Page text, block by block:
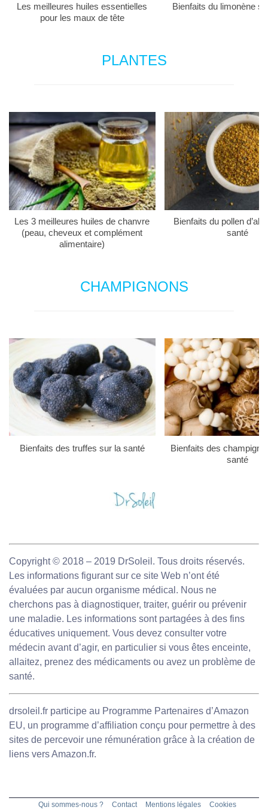
Les meilleures huiles essentielles
pour les maux de tête
Bienfaits du limonène
PLANTES
Les 3 meilleures huiles de chanvre
(peau, cheveux et complément
alimentaire)
Bienfaits du pollen
santé
CHAMPIGNONS
Bienfaits des truffes sur la santé
Bienfaits des
santé
Copyright © 2018 – 2019 DrSoleil. Tous droits réservés.
Les informations figurant sur ce site Web n’ont été
évaluées par aucun organisme médical. Nous ne
cherchons pas à diagnostiquer, traiter, guérir ou prévenir
une maladie. Les informations sont partagées à des fins
éducatives uniquement. Vous devez consulter votre
médecin avant d’agir, en particulier si vous êtes enceinte,
allaitez, prenez des médicaments ou avez un problème de
santé.
drsoleil.fr participe au Programme Partenaires d’Amazon
EU, un programme d’affiliation conçu pour permettre à des
sites de percevoir une rémunération grâce à la création de
liens vers Amazon.fr.
Qui sommes-nous ? Contact Mentions légales Cookies